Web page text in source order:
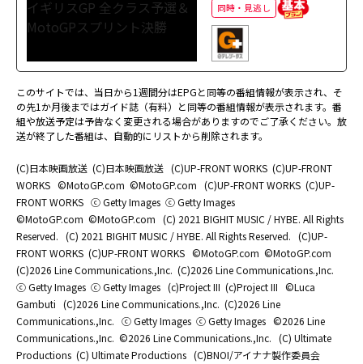
同時・見逃し
このサイトでは、当日から1週間分はEPGと同等の番組情報が表示され、そ
の先1か月後まではガイド誌（有料）と同等の番組情報が表示されます。番
組や放送予定は予告なく変更される場合がありますのでご了承ください。放
送が終了した番組は、自動的にリストから削除されます。
(C)日本映画放送 (C)日本映画放送 (C)UP-FRONT WORKS (C)UP-FRONT
WORKS ©MotoGP.com ©MotoGP.com (C)UP-FRONT WORKS (C)UP-
FRONT WORKS ⓒ Getty Images ⓒ Getty Images
©MotoGP.com ©MotoGP.com (C) 2021 BIGHIT MUSIC / HYBE. All Rights
Reserved. (C) 2021 BIGHIT MUSIC / HYBE. All Rights Reserved. (C)UP-
FRONT WORKS (C)UP-FRONT WORKS ©MotoGP.com ©MotoGP.com
(C)2026 Line Communications.,Inc. (C)2026 Line Communications.,Inc.
ⓒ Getty Images ⓒ Getty Images (c)Project III (c)Project III ©Luca
Gambuti (C)2026 Line Communications.,Inc. (C)2026 Line
Communications.,Inc. ⓒ Getty Images ⓒ Getty Images ©2026 Line
Communications.,Inc. ©2026 Line Communications.,Inc. (C) Ultimate
Productions (C) Ultimate Productions (C)BNOI/アイナナ製作委員会